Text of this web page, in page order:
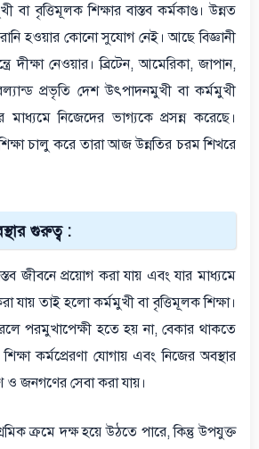
বা বৃত্তিমূলক শিক্ষার বাস্তব কর্মকাণ্ড। উন্নত
হওয়ার কোনো সুযোগ নেই। আছে বিজ্ঞানী
দীক্ষা নেওয়ার। ব্রিটেন, আমেরিকা, জাপান,
প্রভৃতি দেশ উৎপাদনমুখী বা কর্মমুখী
মাধ্যমে নিজেদের ভাগ্যকে প্রসন্ন করেছে।
শিক্ষা চালু করে তারা আজ উন্নতির চরম শিখরে
গুরুত্ব :
জীবনে প্রয়োগ করা যায় এবং যার মাধ্যমে
যায় তাই হলো কর্মমুখী বা বৃত্তিমূলক শিক্ষা।
পরমুখাপেক্ষী হতে হয় না, বেকার থাকতে
কর্মপ্রেরণা যোগায় এবং নিজের অবস্থার
ও জনগণের সেবা করা যায়।
ক্রমে দক্ষ হয়ে উঠতে পারে, কিন্তু উপযুক্ত